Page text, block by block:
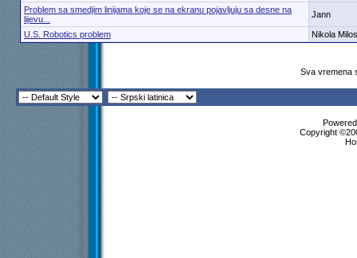
Problem sa smedjim linijama koje se na ekranu pojavljuju sa desne na
lijevu...
Jann
U.S. Robotics problem Nikola
Sva vremena
Copyright